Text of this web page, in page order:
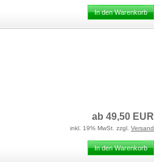
In den Warenkorb
ab 49,50 EUR
inkl. 19% MwSt. zzgl. Versand
In den Warenkorb